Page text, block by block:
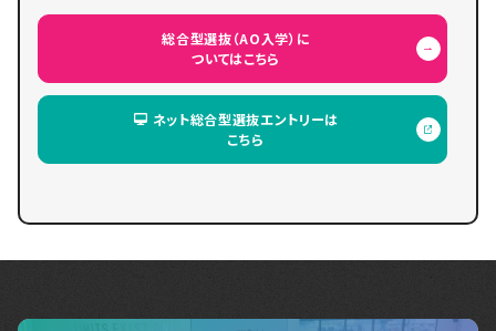
総合型選抜（AO入学）に
ついてはこちら
ネット総合型選抜エントリーは
こちら